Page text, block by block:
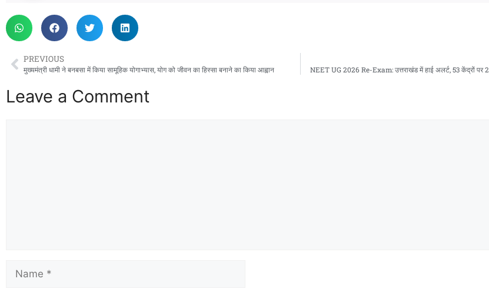
PREVIOUS
मुख्यमंत्री धामी ने बनबसा में किया सामूहिक योगाभ्यास, योग को जीवन का हिस्सा बनाने का किया आह्वान NEET UG 2026 Re-Exam: उत्तराखंड में हाई अलर्ट, 53 केंद्रों पर
Leave a Comment